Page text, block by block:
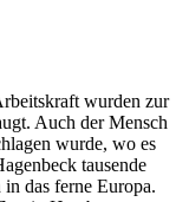
wurden zur
Auch der Mensch
wurde, wo es
tausende
das ferne Europa.